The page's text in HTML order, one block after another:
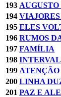
193
194
195 ELES
196 RUMOS
197 FAMÍLIA
198
199 ATENÇÃO
200 LINHA
201 PAZ E